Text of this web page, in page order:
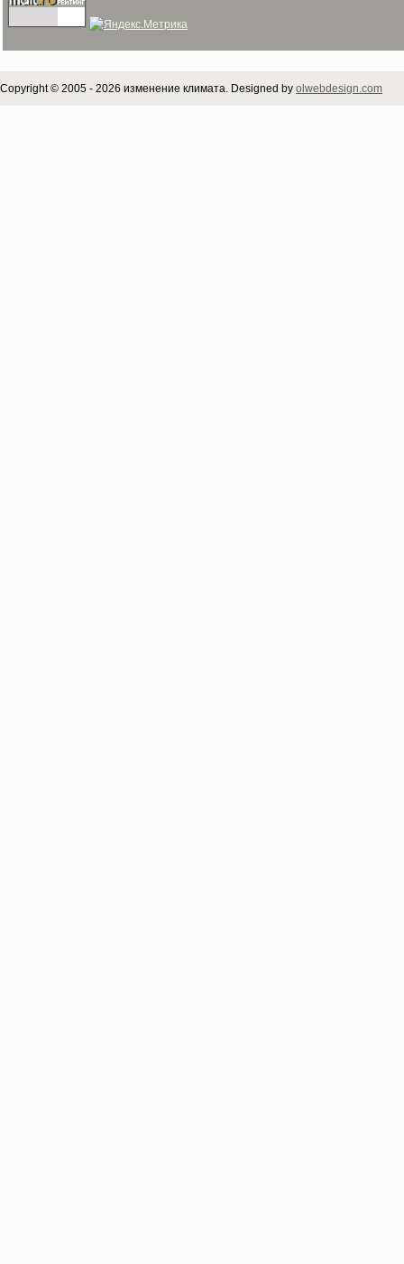
Copyright © 2005 - 2026 изменение климата. Designed by olwebdesign.com